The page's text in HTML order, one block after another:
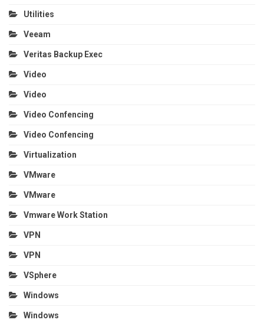
Utilities
Veeam
Veritas Backup Exec
Video
Video
Video Confencing
Video Confencing
Virtualization
VMware
VMware
Vmware Work Station
VPN
VPN
VSphere
Windows
Windows